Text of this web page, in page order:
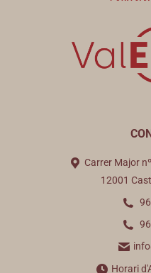
Carrer Major
12001
Horari